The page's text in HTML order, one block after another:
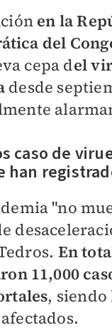
en la
del
cepa del
desde
caso de
han
"no
En
11,000
, siendo